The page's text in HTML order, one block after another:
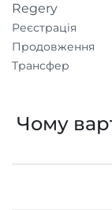
Regery
Реєстрація
Продовження
Трансфер
Чому